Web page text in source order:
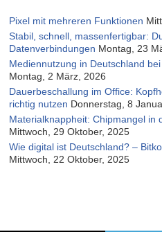
Pixel mit mehreren Funktionen
Stabil, schnell, massenfertigbar:
Datenverbindungen Montag, 23
Mediennutzung in Deutschland
Montag, 2 März, 2026
Dauerbeschallung im Office:
richtig nutzen Donnerstag, 8
Materialknappheit: Chipmangel in
Mittwoch, 29 Oktober, 2025
Wie digital ist Deutschland? –
Mittwoch, 22 Oktober, 2025